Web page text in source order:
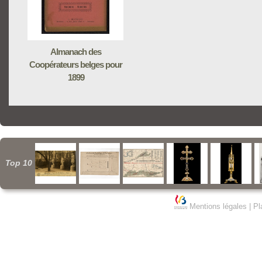
Almanach des
Coopérateurs belges pour
1899
Top 10
Mentions légales